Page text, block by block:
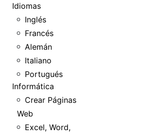
Idiomas
Inglés
Francés
Alemán
Italiano
Portugués
Informática
Crear Páginas
Web
Excel, Word,